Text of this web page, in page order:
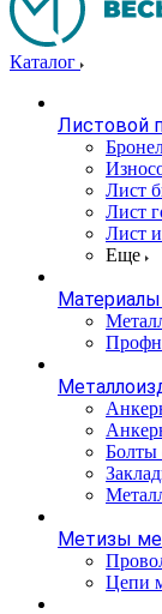
Каталог
Листовой
Лист
Лист
Лист
Еще
Болты
Метизы
Цепи